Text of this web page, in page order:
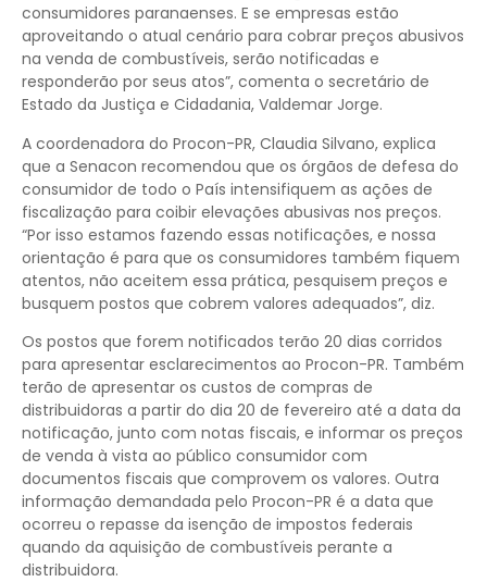
consumidores paranaenses. E se empresas estão
aproveitando o atual cenário para cobrar preços abusivos
na venda de combustíveis, serão notificadas e
responderão por seus atos”, comenta o secretário de
Estado da Justiça e Cidadania, Valdemar Jorge.
A coordenadora do Procon-PR, Claudia Silvano, explica
que a Senacon recomendou que os órgãos de defesa do
consumidor de todo o País intensifiquem as ações de
fiscalização para coibir elevações abusivas nos preços.
“Por isso estamos fazendo essas notificações, e nossa
orientação é para que os consumidores também fiquem
atentos, não aceitem essa prática, pesquisem preços e
busquem postos que cobrem valores adequados”, diz.
Os postos que forem notificados terão 20 dias corridos
para apresentar esclarecimentos ao Procon-PR. Também
terão de apresentar os custos de compras de
distribuidoras a partir do dia 20 de fevereiro até a data da
notificação, junto com notas fiscais, e informar os preços
de venda à vista ao público consumidor com
documentos fiscais que comprovem os valores. Outra
informação demandada pelo Procon-PR é a data que
ocorreu o repasse da isenção de impostos federais
quando da aquisição de combustíveis perante a
distribuidora.